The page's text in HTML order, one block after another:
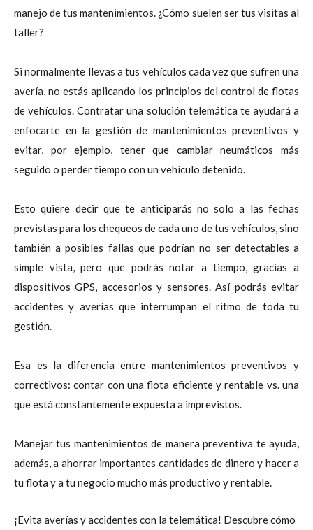
manejo de tus mantenimientos. ¿Cómo suelen ser tus visitas al
taller?
Si normalmente llevas a tus vehículos cada vez que sufren una
avería, no estás aplicando los principios del control de flotas
de vehículos. Contratar una solución telemática te ayudará a
enfocarte en la gestión de mantenimientos preventivos y
evitar, por ejemplo, tener que cambiar neumáticos más
seguido o perder tiempo con un vehículo detenido.
Esto quiere decir que te anticiparás no solo a las fechas
previstas para los chequeos de cada uno de tus vehículos, sino
también a posibles fallas que podrían no ser detectables a
simple vista, pero que podrás notar a tiempo, gracias a
dispositivos GPS, accesorios y sensores. Así podrás evitar
accidentes y averías que interrumpan el ritmo de toda tu
gestión.
Esa es la diferencia entre mantenimientos preventivos y
correctivos: contar con una flota eficiente y rentable vs. una
que está constantemente expuesta a imprevistos.
Manejar tus mantenimientos de manera preventiva te ayuda,
además, a ahorrar importantes cantidades de dinero y hacer a
tu flota y a tu negocio mucho más productivo y rentable.
¡Evita averías y accidentes con la telemática! Descubre cómo